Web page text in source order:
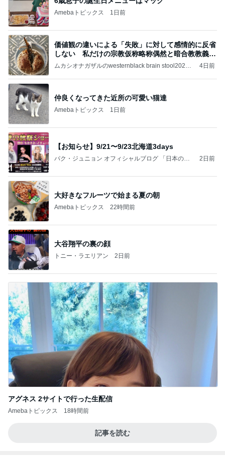
Amebaトピックス 1日前
価値観の違いによる「失敗」に対して感情的に反省
しない 私だけの宗教仮称略称偶然と暗合教教義候
補
ムカシオナガザルのwesternblack brain stool2024
ガザル
4日前
仲良くなってきた近所の可愛い猫達
Amebaトピックス 1日前
【お知らせ】9/21〜9/23北海道3days
パク・ジュニョン オフィシャルブログ 「日本の
2日前
大好きなフルーツで始まる夏の朝
Amebaトピックス 22時間前
大谷翔平の裏の顔
トニー・ラエリアン 2日前
アグネス 2サイトで行った生配信
Amebaトピックス 18時間前
記事を読む